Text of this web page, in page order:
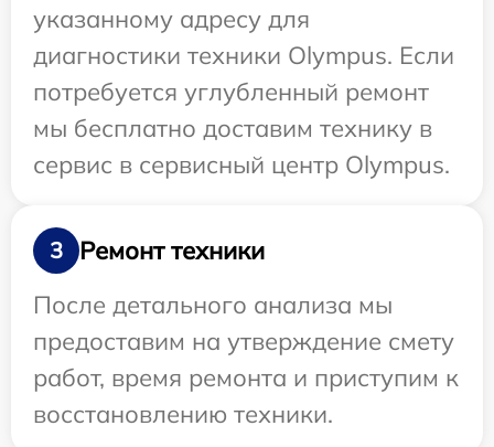
указанному адресу для
диагностики техники Olympus. Если
потребуется углубленный ремонт
мы бесплатно доставим технику в
сервис в сервисный центр Olympus.
3
Ремонт техники
После детального анализа мы
предоставим на утверждение смету
работ, время ремонта и приступим к
восстановлению техники.